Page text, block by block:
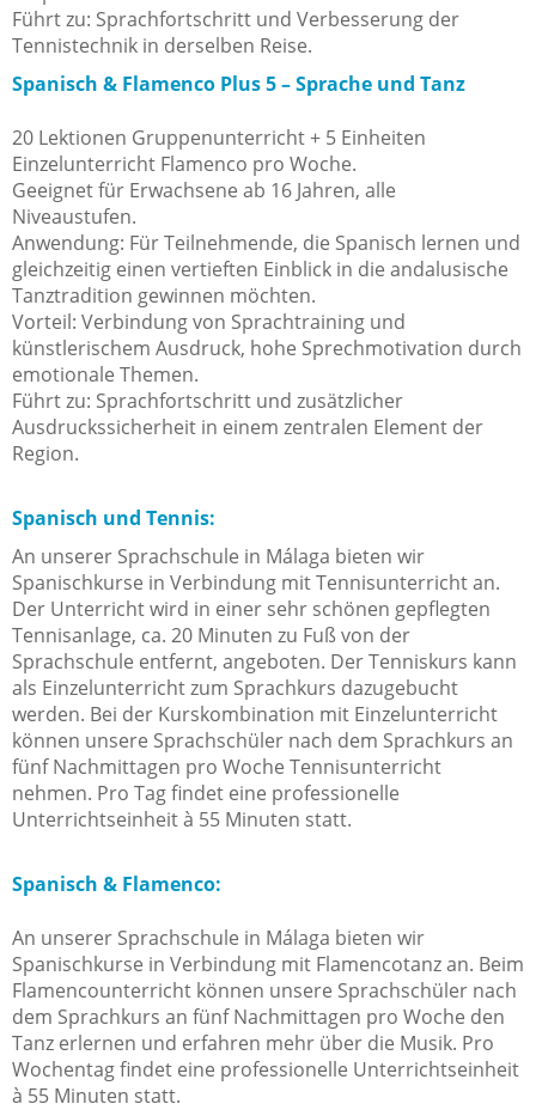
Führt zu: Sprachfortschritt und Verbesserung der
Tennistechnik in derselben Reise.
Spanisch & Flamenco Plus 5 – Sprache und Tanz
20 Lektionen Gruppenunterricht + 5 Einheiten
Einzelunterricht Flamenco pro Woche.
Geeignet für Erwachsene ab 16 Jahren, alle
Niveaustufen.
Anwendung: Für Teilnehmende, die Spanisch lernen und
gleichzeitig einen vertieften Einblick in die andalusische
Tanztradition gewinnen möchten.
Vorteil: Verbindung von Sprachtraining und
künstlerischem Ausdruck, hohe Sprechmotivation durch
emotionale Themen.
Führt zu: Sprachfortschritt und zusätzlicher
Ausdruckssicherheit in einem zentralen Element der
Region.
Spanisch und Tennis:
An unserer Sprachschule in Málaga bieten wir
Spanischkurse in Verbindung mit Tennisunterricht an.
Der Unterricht wird in einer sehr schönen gepflegten
Tennisanlage, ca. 20 Minuten zu Fuß von der
Sprachschule entfernt, angeboten. Der Tenniskurs kann
als Einzelunterricht zum Sprachkurs dazugebucht
werden. Bei der Kurskombination mit Einzelunterricht
können unsere Sprachschüler nach dem Sprachkurs an
fünf Nachmittagen pro Woche Tennisunterricht
nehmen. Pro Tag findet eine professionelle
Unterrichtseinheit à 55 Minuten statt.
Spanisch & Flamenco:
An unserer Sprachschule in Málaga bieten wir
Spanischkurse in Verbindung mit Flamencotanz an. Beim
Flamencounterricht können unsere Sprachschüler nach
dem Sprachkurs an fünf Nachmittagen pro Woche den
Tanz erlernen und erfahren mehr über die Musik. Pro
Wochentag findet eine professionelle Unterrichtseinheit
à 55 Minuten statt.